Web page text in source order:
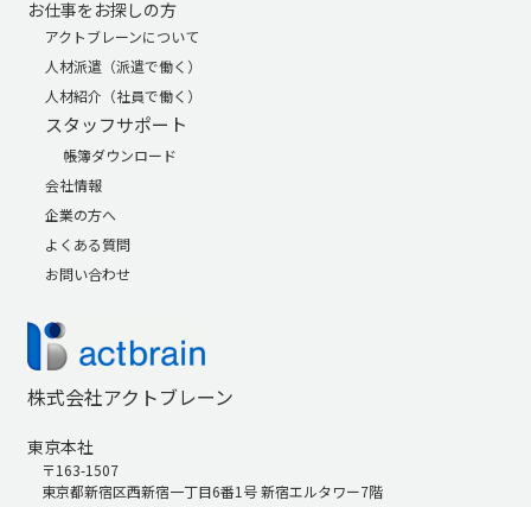
お仕事をお探しの方
アクトブレーンについて
人材派遣（派遣で働く）
人材紹介（社員で働く）
スタッフサポート
帳簿ダウンロード
会社情報
企業の方へ
よくある質問
お問い合わせ
株式会社アクトブレーン
東京本社
〒163-1507
東京都新宿区西新宿一丁目6番1号 新宿エルタワー7階